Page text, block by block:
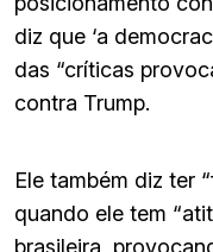
diz que ‘a
das “críticas
contra Trump.
Ele também diz ter
quando ele tem
brasileira,